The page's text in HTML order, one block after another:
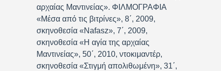
αρχαίας Μαντινείας». ΦΙΛΜΟΓΡΑΦΙΑ
«Μέσα από τις βιτρίνες», 8΄, 2009,
σκηνοθεσία «Nafasz», 7΄, 2009,
σκηνοθεσία «Η αγία της αρχαίας
Μαντινείας», 50΄, 2010, ντοκιμαντέρ,
σκηνοθεσία «Στιγμή απολιθωμένη», 31΄,